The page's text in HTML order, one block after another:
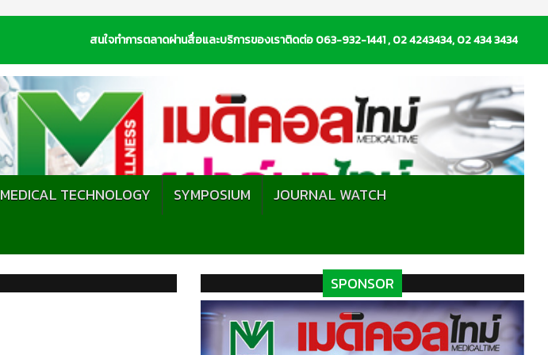
สนใจทำการตลาดผ่านสื่อและบริการของเราติดต่อ 063-932-1441 , 02 4243434, 02 434 3434
MEDICAL TECHNOLOGY SYMPOSIUM
JOURNAL WATCH
SPONSOR